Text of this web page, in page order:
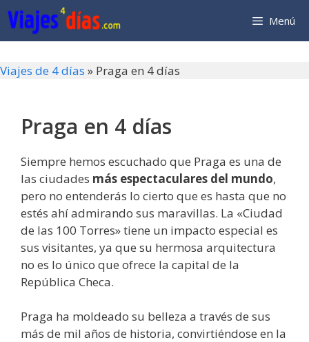
Saltar
al
contenido
Menú
Viajes de 4 días » Praga en 4 días
Praga en 4 días
Siempre hemos escuchado que Praga es una de
las ciudades más espectaculares del mundo,
pero no entenderás lo cierto que es hasta que no
estés ahí admirando sus maravillas. La «Ciudad
de las 100 Torres» tiene un impacto especial es
sus visitantes, ya que su hermosa arquitectura
no es lo único que ofrece la capital de la
República Checa.
Praga ha moldeado su belleza a través de sus
más de mil años de historia, convirtiéndose en la